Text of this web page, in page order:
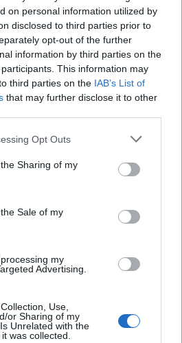
on personal information utilized by
disclosed to third parties prior to
opt-out of the further
information by third parties on the
participants. This information may
third parties on the IAB’s List of
that may further disclose it to other
Opt Outs
Sharing of my
Sale of my
my
Advertising.
Use,
or Sharing of my
Unrelated with the
was collected.
Αστικής Ανθεκτικότητας του